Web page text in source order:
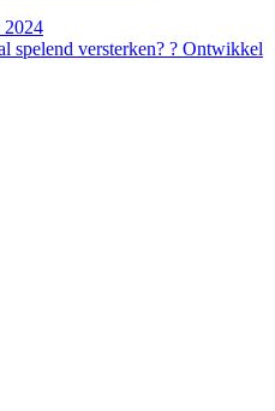
2024
versterken? ? Ontwikkel